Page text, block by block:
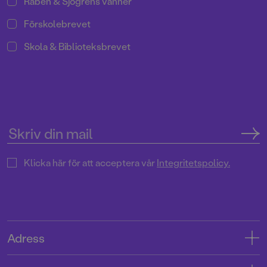
Förskolebrevet
Skola & Biblioteksbrevet
Klicka här för att acceptera vårIntegritetspolicy.
Adress